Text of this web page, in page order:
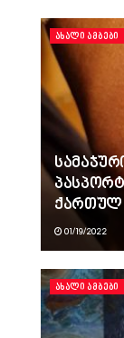
ᲐᲮᲐᲚᲘ ᲐᲛᲑᲔᲑᲘ
ქართულ
01/19/2022
ᲐᲮᲐᲚᲘ ᲐᲛᲑᲔᲑᲘ